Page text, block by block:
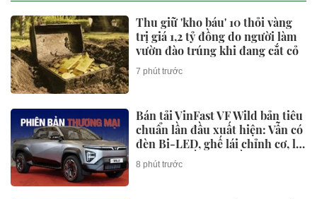
Thu giữ 'kho báu' 10 thỏi vàng
trị giá 1,2 tỷ đồng do người làm
vườn đào trúng khi đang cắt cỏ
7 phút trước
Bán tải VinFast VF Wild bản tiêu
chuẩn lần đầu xuất hiện: Vẫn có
đèn Bi-LED, ghế lái chỉnh cơ, lộ
thông tin về hệ truyền động
EREV
8 phút trước